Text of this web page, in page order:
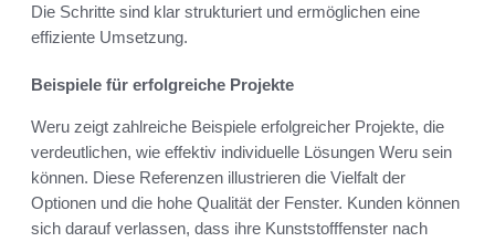
Die Schritte sind klar strukturiert und ermöglichen eine
effiziente Umsetzung.
Beispiele für erfolgreiche Projekte
Weru zeigt zahlreiche Beispiele erfolgreicher Projekte, die
verdeutlichen, wie effektiv individuelle Lösungen Weru sein
können. Diese Referenzen illustrieren die Vielfalt der
Optionen und die hohe Qualität der Fenster. Kunden können
sich darauf verlassen, dass ihre Kunststofffenster nach